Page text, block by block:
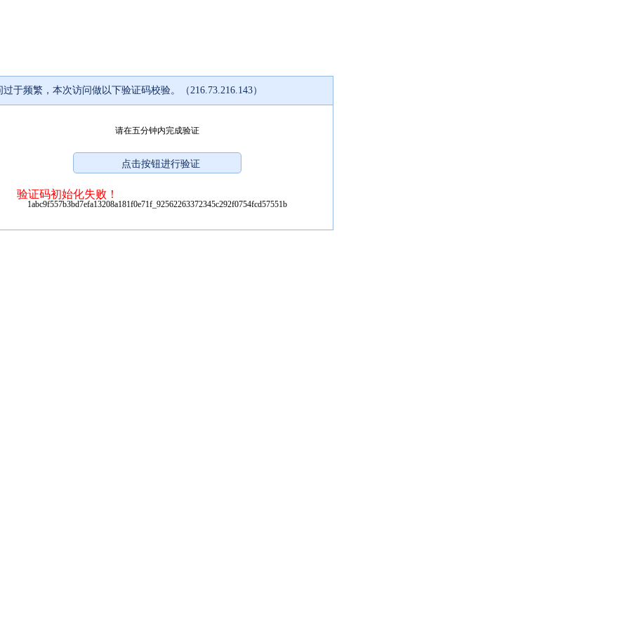
过于频繁，本次访问做以下验证码校验。（216.73.216.143）
请在五分钟内完成验证
验证码初始化失败！
1abc9f557b3bd7efa13208a181f0e71f_92562263372345c292f0754fcd57551b